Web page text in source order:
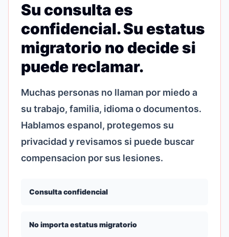
Su consulta es
confidencial. Su estatus
migratorio no decide si
puede reclamar.
Muchas personas no llaman por miedo a
su trabajo, familia, idioma o documentos.
Hablamos espanol, protegemos su
privacidad y revisamos si puede buscar
compensacion por sus lesiones.
Consulta confidencial
No importa estatus migratorio